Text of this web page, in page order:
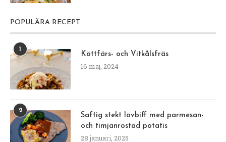
POPULÄRA RECEPT
Köttfärs- och Vitkålsfräs
16 maj, 2024
2
Saftig stekt lövbiff med parmesan-
och timjanrostad potatis
28 januari, 2025